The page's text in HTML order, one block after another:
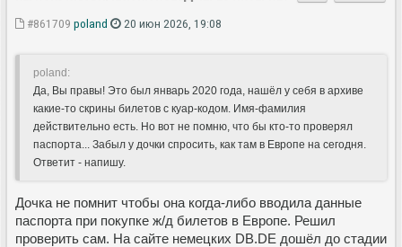
#861709 poland 20 июн 2026, 19:08
poland:
Да, Вы правы! Это был январь 2020 года, нашёл у себя в архиве
какие-то скрины билетов с куар-кодом. Имя-фамилия
действительно есть. Но вот не помню, что бы кто-то проверял
паспорта... Забыл у дочки спросить, как там в Европе на сегодня.
Ответит - напишу.
Дочка не помнит чтобы она когда-либо вводила данные
паспорта при покупке ж/д билетов в Европе. Решил
проверить сам. На сайте немецких DB.DE дошёл до стадии